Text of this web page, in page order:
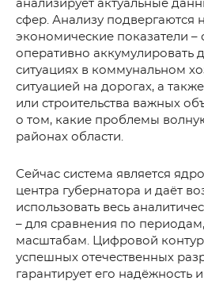
анализирует актуальные
сфер. Анализу подвергаются
экономические показатели –
оперативно аккумулировать
ситуациях в коммунальном
ситуацией на дорогах, а
или строительства важных
о том, какие проблемы
районах области.
Сейчас система является
центра губернатора и даёт
использовать весь
– для сравнения по
масштабам. Цифровой
успешных отечественных
гарантирует его надёжность